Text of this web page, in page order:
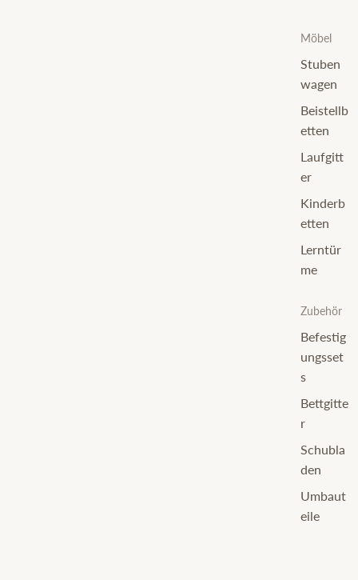
Möbel
Stuben
wagen
Beistellb
etten
Laufgitt
er
Kinderb
etten
Lerntür
me
Zubehör
Befestig
ungsset
s
Bettgitte
r
Schubla
den
Umbaut
eile